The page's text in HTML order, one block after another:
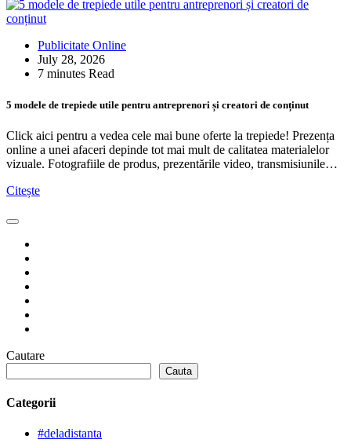
Publicitate Online
July 28, 2026
7 minutes Read
5 modele de trepiede utile pentru antreprenori și creatori de conținut
Click aici pentru a vedea cele mai bune oferte la trepiede! Prezența
online a unei afaceri depinde tot mai mult de calitatea materialelor
vizuale. Fotografiile de produs, prezentările video, transmisiunile…
Citește
Cautare
Cauta
Categorii
#deladistanta